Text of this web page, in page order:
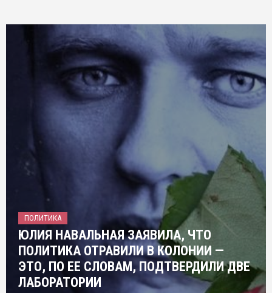
ПОЛИТИКА
ЮЛИЯ НАВАЛЬНАЯ ЗАЯВИЛА, ЧТО
ПОЛИТИКА ОТРАВИЛИ В КОЛОНИИ —
ЭТО, ПО ЕЕ СЛОВАМ, ПОДТВЕРДИЛИ ДВЕ
ЛАБОРАТОРИИ